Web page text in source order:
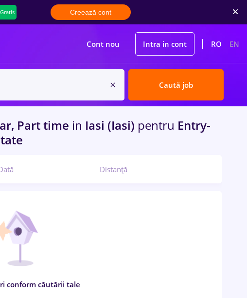
Gratis Creează cont
Cont nou Intra in cont RO EN
Caută job
Part time in Iasi (Iasi) pentru Entry-
Distanță
conform căutării tale